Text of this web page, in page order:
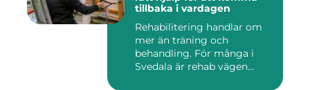
tillbaka i vardagen
Rehabilitering handlar om
mer än träning och
behandling. För många i
Svedala är rehab vägen